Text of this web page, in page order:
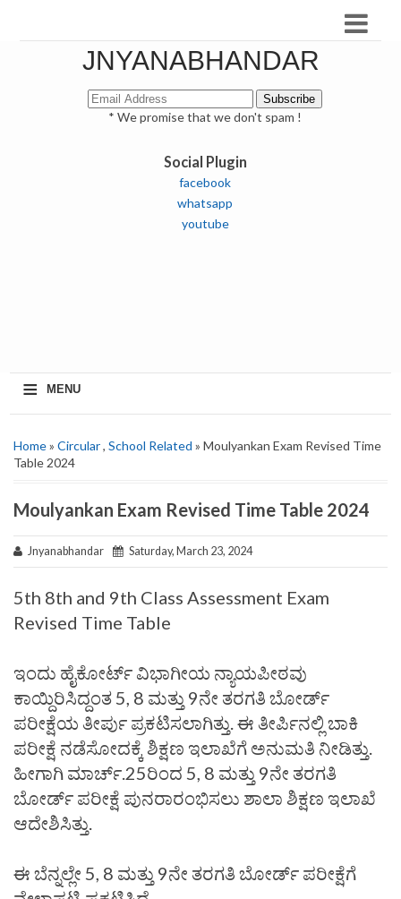
JNYANABHANDAR
* We promise that we don't spam !
Social Plugin
facebook
whatsapp
youtube
≡ MENU
Home» Circular, School Related » Moulyankan Exam Revised Time
Table 2024
Moulyankan Exam Revised Time Table 2024
Jnyanabhandar Saturday, March 23, 2024
5th 8th and 9th Class Assessment Exam
Revised Time Table
ಇಂದು ಹೈಕೋರ್ಟ್ ವಿಭಾಗೀಯ ನ್ಯಾಯಪೀಠವು
ಕಾಯ್ದಿರಿಸಿದ್ದಂತ 5, 8 ಮತ್ತು 9ನೇ ತರಗತಿ ಬೋರ್ಡ್
ಪರೀಕ್ಷೆಯ ತೀರ್ಪು ಪ್ರಕಟಿಸಲಾಗಿತ್ತು. ಈ ತೀರ್ಪಿನಲ್ಲಿ ಬಾಕಿ
ಪರೀಕ್ಷೆ ನಡೆಸೋದಕ್ಕೆ ಶಿಕ್ಷಣ ಇಲಾಖೆಗೆ ಅನುಮತಿ ನೀಡಿತ್ತು.
ಹೀಗಾಗಿ ಮಾರ್ಚ್.25ರಿಂದ 5, 8 ಮತ್ತು 9ನೇ ತರಗತಿ
ಬೋರ್ಡ್ ಪರೀಕ್ಷೆ ಪುನರಾರಂಭಿಸಲು ಶಾಲಾ ಶಿಕ್ಷಣ ಇಲಾಖೆ
ಆದೇಶಿಸಿತ್ತು.
ಈ ಬೆನ್ನಲ್ಲೇ 5, 8 ಮತ್ತು 9ನೇ ತರಗತಿ ಬೋರ್ಡ್ ಪರೀಕ್ಷೆಗೆ